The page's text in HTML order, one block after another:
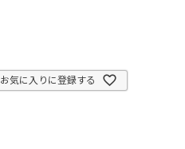
お気に入りに登録する